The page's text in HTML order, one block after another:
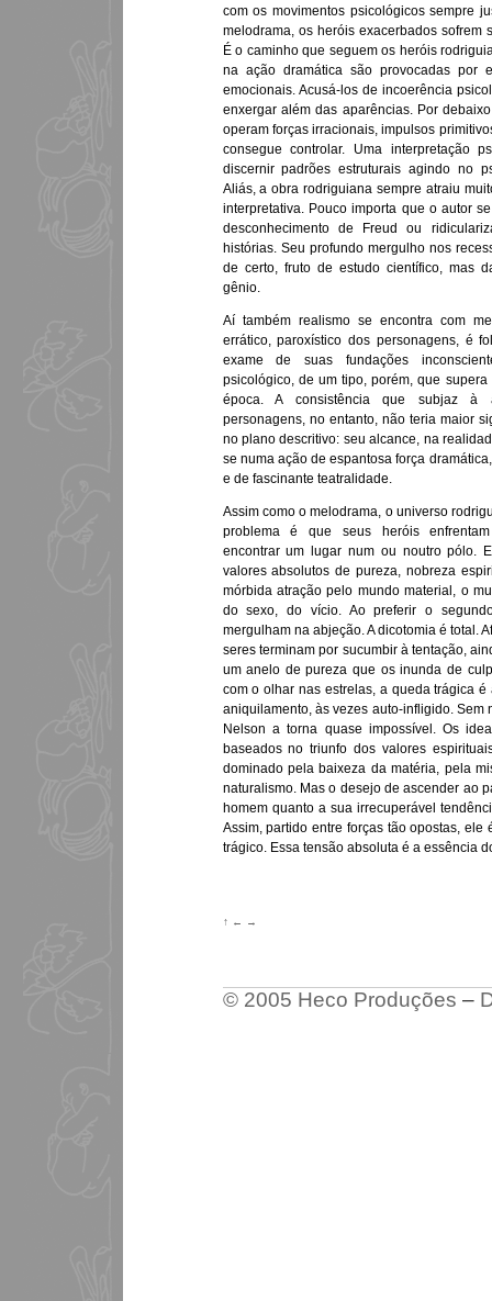
com os movimentos psicológicos sempre
melodrama, os heróis exacerbados sofrem
É o caminho que seguem os heróis
na ação dramática são provocadas por
emocionais. Acusá-los de incoerência
enxergar além das aparências. Por
operam forças irracionais, impulsos
consegue controlar. Uma interpretação
discernir padrões estruturais agindo no
Aliás, a obra rodriguiana sempre atraiu
interpretativa. Pouco importa que o autor
desconhecimento de Freud ou
histórias. Seu profundo mergulho nos
de certo, fruto de estudo científico, mas
gênio.
Aí também realismo se encontra com
errático, paroxístico dos personagens, é
exame de suas fundações
psicológico, de um tipo, porém, que
época. A consistência que subjaz à
personagens, no entanto, não teria maior
no plano descritivo: seu alcance, na
se numa ação de espantosa força
e de fascinante teatralidade.
Assim como o melodrama, o universo
problema é que seus heróis
encontrar um lugar num ou noutro pólo.
valores absolutos de pureza, nobreza
mórbida atração pelo mundo material, o
do sexo, do vício. Ao preferir o
mergulham na abjeção. A dicotomia é total.
seres terminam por sucumbir à tentação,
um anelo de pureza que os inunda de
com o olhar nas estrelas, a queda trágica
aniquilamento, às vezes auto-infligido. Sem
Nelson a torna quase impossível. Os
baseados no triunfo dos valores
dominado pela baixeza da matéria, pela
naturalismo. Mas o desejo de ascender ao
homem quanto a sua irrecuperável
Assim, partido entre forças tão opostas, ele
trágico. Essa tensão absoluta é a essência
↑ ← →
© 2005 Heco Produções –